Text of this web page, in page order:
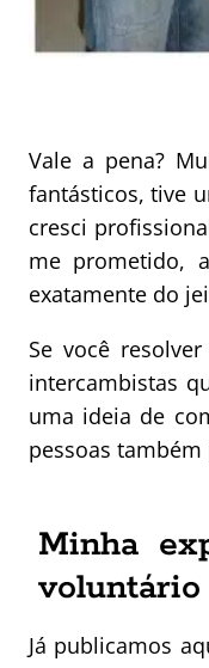
Vale a pena?
fantásticos, tive
cresci
me prometido,
exatamente do
Se você
intercambistas
uma ideia de
pessoas
Minha
voluntário
Já publicamos